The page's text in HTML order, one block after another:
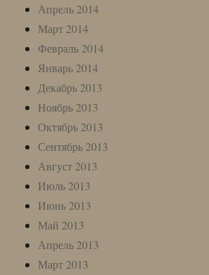
Апрель 2014
Март 2014
Февраль 2014
Январь 2014
Декабрь 2013
Ноябрь 2013
Октябрь 2013
Сентябрь 2013
Август 2013
Июль 2013
Июнь 2013
Май 2013
Апрель 2013
Март 2013